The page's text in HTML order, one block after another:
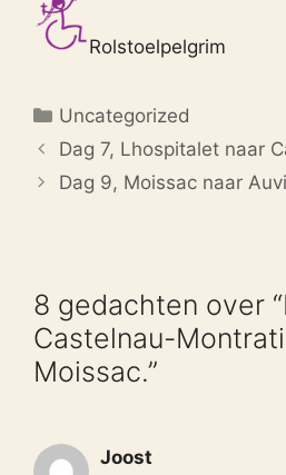
Rolstoelpelgrim
Categorieën
Uncategorized
Dag 7, Lhospitalet naar
Dag 9, Moissac naar
8 gedachten over
Castelnau-
Moissac.”
Joost